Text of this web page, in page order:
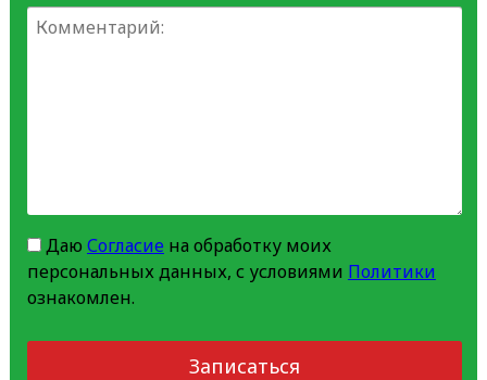
Даю Согласиена обработку моих
персональных данных, с условиями Политики
ознакомлен.
Записаться